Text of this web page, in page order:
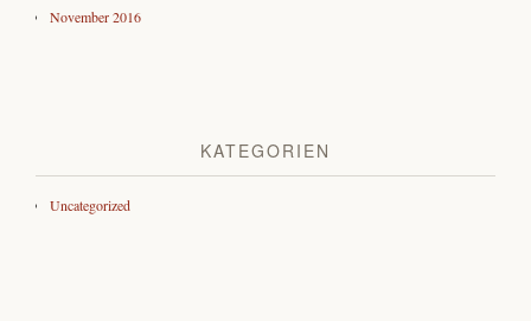
November 2016
KATEGORIEN
Uncategorized